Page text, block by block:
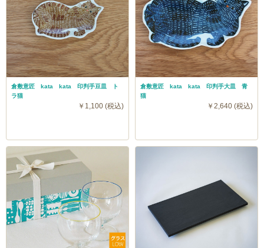
倉敷意匠 kata kata 印判手豆皿 ト
ラ猫
￥1,100 (税込)
倉敷意匠 kata kata 印判手大皿 青
猫
￥2,640 (税込)